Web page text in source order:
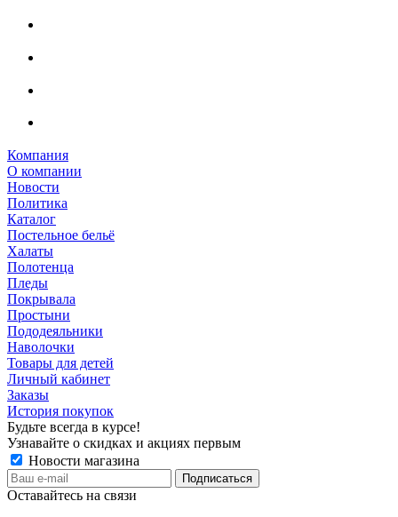
Компания
О компании
Новости
Политика
Каталог
Постельное бельё
Халаты
Полотенца
Пледы
Покрывала
Простыни
Пододеяльники
Наволочки
Товары для детей
Личный кабинет
Заказы
История покупок
Будьте всегда в курсе!
Узнавайте о скидках и акциях первым
Новости магазина
Оставайтесь на связи